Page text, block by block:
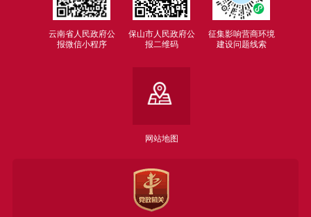
云南省人民政府公
报微信小程序
保山市人民政府公
报二维码
征集影响营商环境
建设问题线索
网站地图